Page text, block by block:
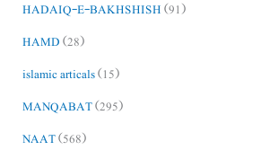
HADAIQ-E-BAKHSHISH(91)
HAMD(28)
islamic articals(15)
MANQABAT(295)
NAAT(568)